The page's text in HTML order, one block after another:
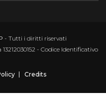
- Tutti i diritti riservati
- Codice Identificativo
Credits